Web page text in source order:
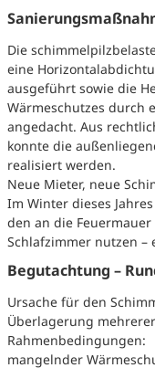
Die
eine
ausgeführt sowie die
Wärmeschutzes durch
angedacht. Aus
konnte die
realisiert werden.
Neue Mieter, neue
Im Winter dieses
den an die
Schlafzimmer nutzen –
Begutachtung –
Ursache für den
Überlagerung
Rahmenbedingungen:
mangelnder